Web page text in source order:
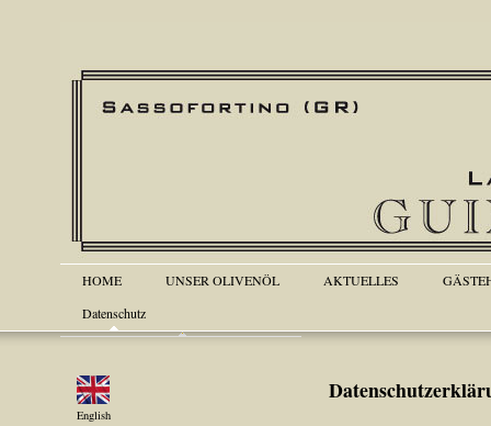
HOME UNSER OLIVENÖL AKTUELLES
Datenschutz
English